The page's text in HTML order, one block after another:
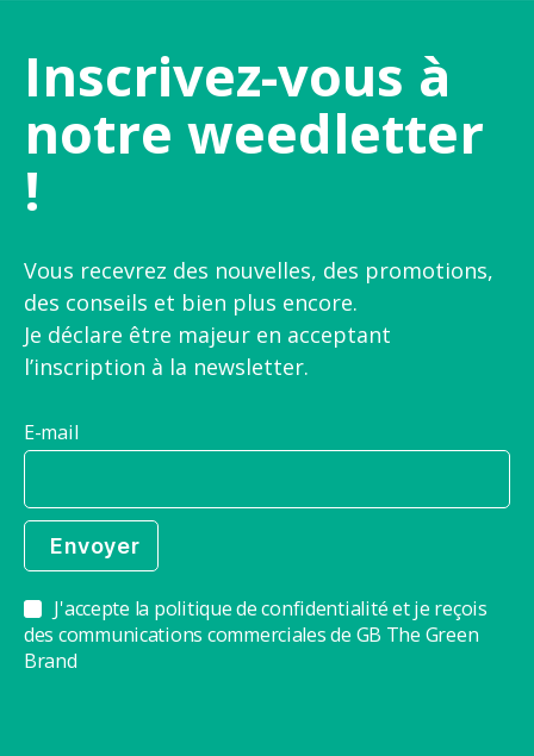
Inscrivez-vous à
notre weedletter
!
Vous recevrez des nouvelles, des promotions,
des conseils et bien plus encore.
Je déclare être majeur en acceptant
l’inscription à la newsletter.
E-mail
J'accepte la politique de confidentialité et je reçois
des communications commerciales de GB The Green
Brand